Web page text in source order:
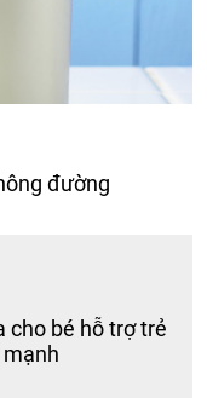
đường
cho bé hỗ trợ trẻ